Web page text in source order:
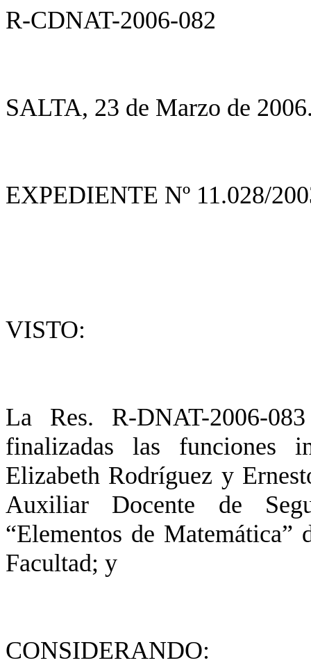
R-CDNAT-2006-082
SALTA, 23 de Marzo de
EXPEDIENTE Nº 11.028/
VISTO:
La Res. R-DNAT-2006-
finalizadas las funciones
Elizabeth Rodríguez y
Auxiliar Docente de
“Elementos de Matemática”
Facultad; y
CONSIDERANDO: